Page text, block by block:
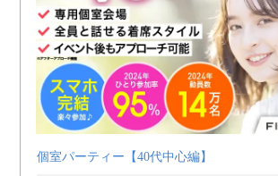
個室パーティー【40代中心編】